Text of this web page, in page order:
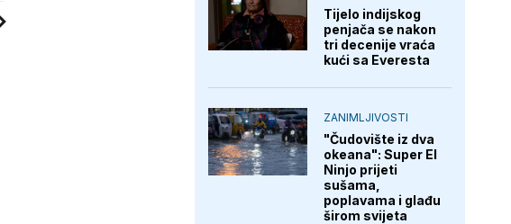
Tijelo indijskog
penjača se nakon
tri decenije vraća
kući sa Everesta
ZANIMLJIVOSTI
"Čudovište iz dva
okeana": Super El
Ninjo prijeti
sušama,
poplavama i glađu
širom svijeta